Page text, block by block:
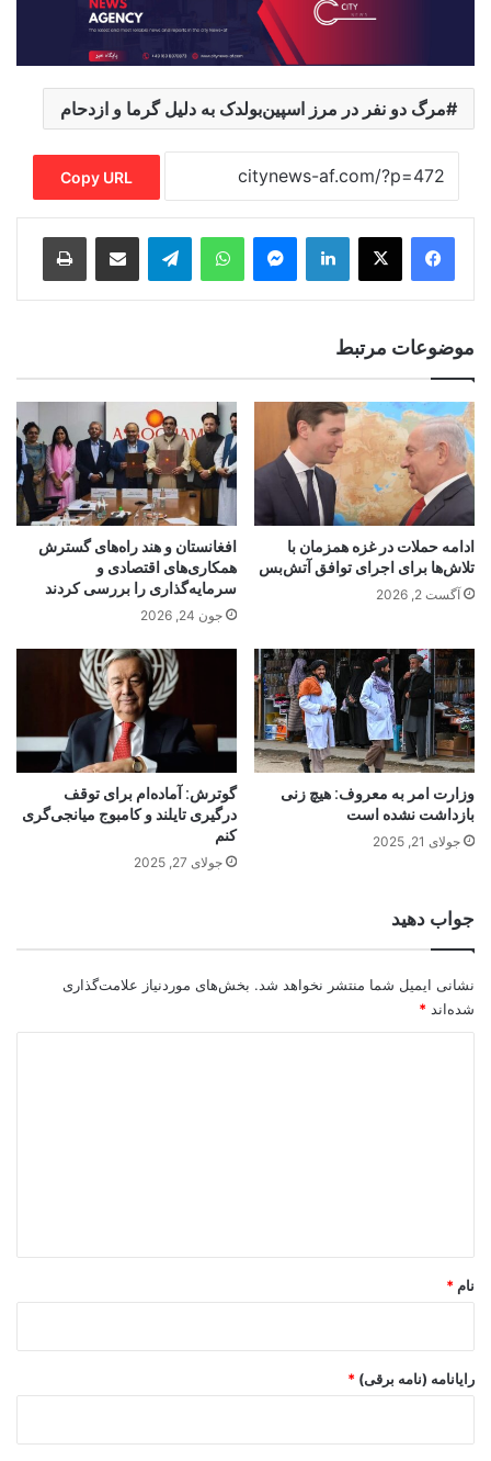
مرگ دو نفر در مرز اسپین‌بولدک به دلیل گرما و ازدحام
Copy URL
LinkedIn
Messenger
WhatsApp
Telegram
Share via Email
Print
موضوعات مرتبط
ادامه حملات در غزه همزمان با
تلاش‌ها برای اجرای توافق آتش‌بس
آگست 2, 2026
افغانستان و هند راه‌های گسترش
همکاری‌های اقتصادی و
سرمایه‌گذاری را بررسی کردند
جون 24, 2026
وزارت امر به معروف: هیچ زنی
بازداشت نشده است
جولای 21, 2025
گوترش: آماده‌ام برای توقف
درگیری تایلند و کامبوج میانجی‌گری
کنم
جولای 27, 2025
جواب دهید
نشانی ایمیل شما منتشر نخواهد شد. بخش‌های موردنیاز علامت‌گذاری
شده‌اند *
نام *
رایانامه (نامه برقی) *